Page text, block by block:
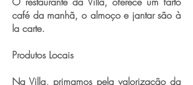
café da manhã, o almoço e jantar são à
la carte.
Produtos Locais
Na Villa, primamos pela valorização da